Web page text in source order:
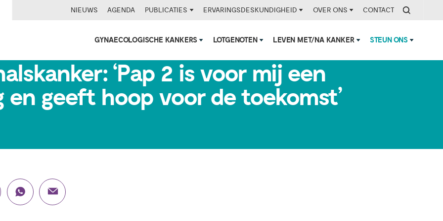
NIEUWS AGENDA PUBLICATIES ERVARINGSDESKUNDIGHEID OVER ONS CONTACT
GYNAECOLOGISCHE KANKERS LOTGENOTEN LEVEN MET/NA KANKER STEUN ONS
een voorstadium van
‘Pap 2 is voor mij een
en geeft hoop voor de toekomst’